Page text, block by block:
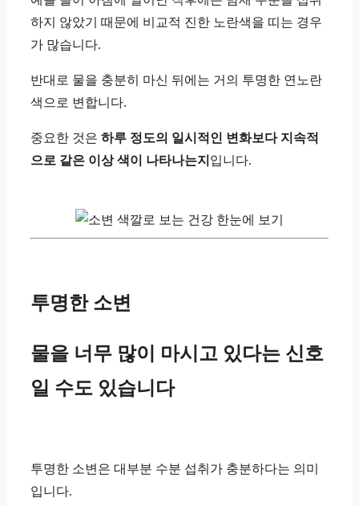
하지 않았기 때문에 비교적 진한 노란색을 띠는 경우
가 많습니다.
반대로 물을 충분히 마신 뒤에는 거의 투명한 연노란
색으로 변합니다.
중요한 것은 하루 정도의 일시적인 변화보다 지속적
으로 같은 이상 색이 나타나는지 입니다.
투명한 소변
물을 너무 많이 마시고 있다는 신호
일 수도 있습니다
투명한 소변은 대부분 수분 섭취가 충분하다는 의미
입니다.